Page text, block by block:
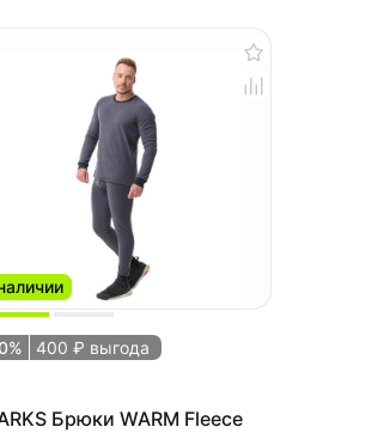
400 ₽ выгода
Брюки WARM Fleece